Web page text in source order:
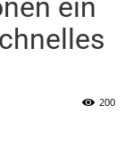
ein
200